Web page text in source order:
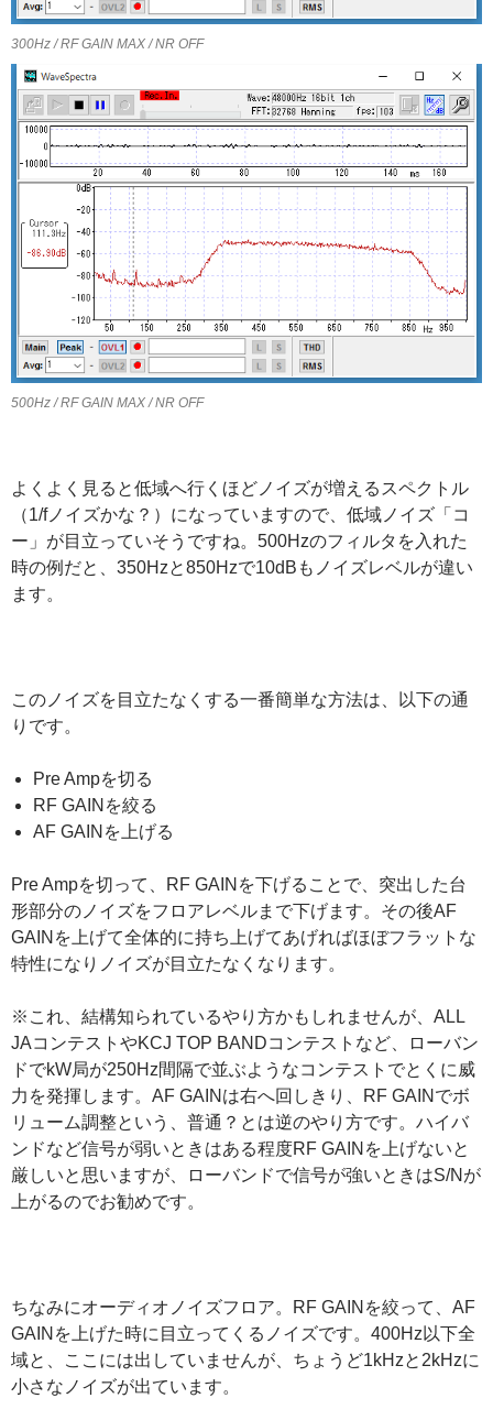
300Hz / RF GAIN MAX / NR OFF
500Hz / RF GAIN MAX / NR OFF
よくよく見ると低域へ行くほどノイズが増えるスペクトル
（1/fノイズかな？）になっていますので、低域ノイズ「コ
ー」が目立っていそうですね。500Hzのフィルタを入れた
時の例だと、350Hzと850Hzで10dBもノイズレベルが違い
ます。
このノイズを目立たなくする一番簡単な方法は、以下の通
りです。
Pre Ampを切る
RF GAINを絞る
AF GAINを上げる
Pre Ampを切って、RF GAINを下げることで、突出した台
形部分のノイズをフロアレベルまで下げます。その後AF
GAINを上げて全体的に持ち上げてあげればほぼフラットな
特性になりノイズが目立たなくなります。
※これ、結構知られているやり方かもしれませんが、ALL
JAコンテストやKCJ TOP BANDコンテストなど、ローバン
ドでkW局が250Hz間隔で並ぶようなコンテストでとくに威
力を発揮します。AF GAINは右へ回しきり、RF GAINでボ
リューム調整という、普通？とは逆のやり方です。ハイバ
ンドなど信号が弱いときはある程度RF GAINを上げないと
厳しいと思いますが、ローバンドで信号が強いときはS/Nが
上がるのでお勧めです。
ちなみにオーディオノイズフロア。RF GAINを絞って、AF
GAINを上げた時に目立ってくるノイズです。400Hz以下全
域と、ここには出していませんが、ちょうど1kHzと2kHzに
小さなノイズが出ています。